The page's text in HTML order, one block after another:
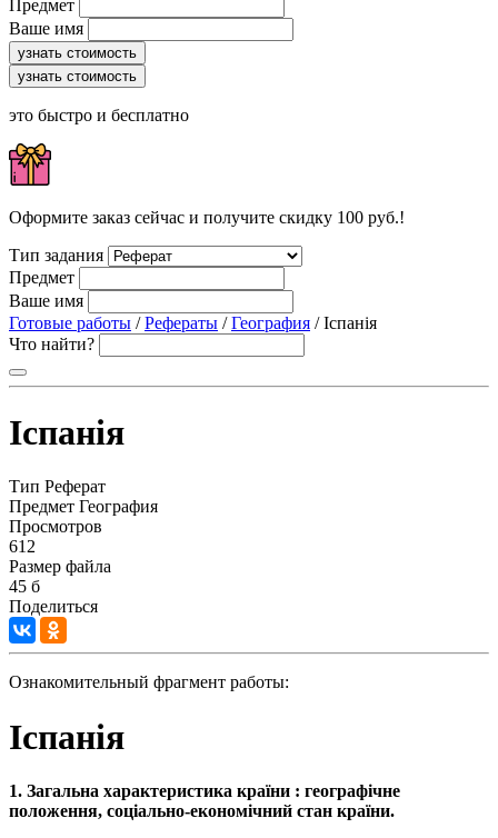
Предмет
Ваше имя
узнать стоимость
узнать стоимость
это быстро и бесплатно
Оформите заказ сейчас и получите скидку 100 руб.!
Тип задания
Предмет
Ваше имя
Готовые работы /Рефераты /География / Іспанія
Что найти?
Іспанія
Тип Реферат
Предмет География
Просмотров
612
Размер файла
45 б
Поделиться
Ознакомительный фрагмент работы:
Іспанія
1. Загальна характеристика країни : географічне
положення, соціально-економічний стан країни.